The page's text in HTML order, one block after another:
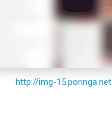
http://img-15.poringa.net